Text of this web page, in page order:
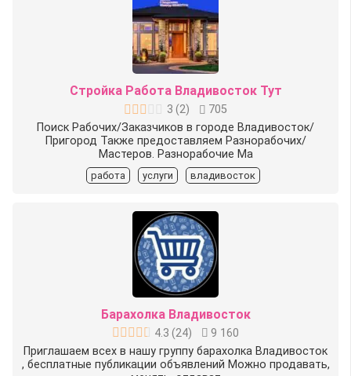
Стройка Работа Владивосток Тут
3 (2)
705
Поиск Рабочих/Заказчиков в городе Владивосток/
Пригород Также предоставляем Разнорабочих/
Мастеров. Разнорабочие Ма
работа услуги владивосток
Барахолка Владивосток
4.3 (24)
9 160
Приглашаем всех в нашу группу барахолка Владивосток
, бесплатные публикации объявлений Можно продавать,